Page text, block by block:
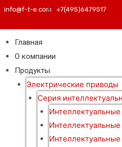
info@f-t-e.com +7(495)6479517
Главная
О компании
Продукты
Электрические приводы
Серия